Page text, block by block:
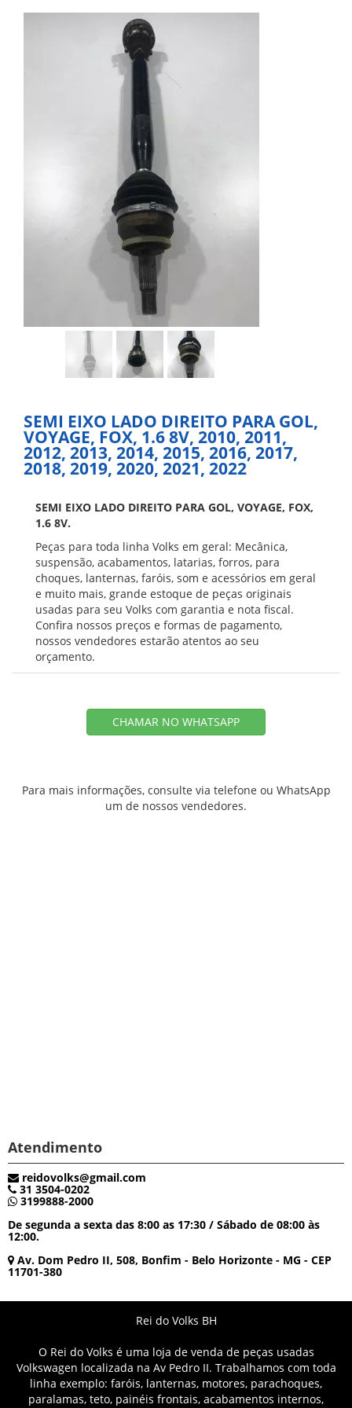
SEMI EIXO LADO DIREITO PARA GOL,
VOYAGE, FOX, 1.6 8V, 2010, 2011,
2012, 2013, 2014, 2015, 2016, 2017,
2018, 2019, 2020, 2021, 2022
SEMI EIXO LADO DIREITO PARA GOL, VOYAGE, FOX,
1.6 8V.
Peças para toda linha Volks em geral: Mecânica,
suspensão, acabamentos, latarias, forros, para
choques, lanternas, faróis, som e acessórios em geral
e muito mais, grande estoque de peças originais
usadas para seu Volks com garantia e nota fiscal.
Confira nossos preços e formas de pagamento,
nossos vendedores estarão atentos ao seu
orçamento.
CHAMAR NO WHATSAPP
Para mais informações, consulte via telefone ou WhatsApp
um de nossos vendedores.
Atendimento
reidovolks@gmail.com
31 3504-0202
3199888-2000
De segunda a sexta das 8:00 as 17:30 / Sábado de 08:00 às
12:00.
Av. Dom Pedro II, 508, Bonfim - Belo Horizonte - MG - CEP
11701-380
Rei do Volks BH
O Rei do Volks é uma loja de venda de peças usadas
Volkswagen localizada na Av Pedro II. Trabalhamos com toda
linha exemplo: faróis, lanternas, motores, parachoques,
paralamas, teto, painéis frontais, acabamentos internos,